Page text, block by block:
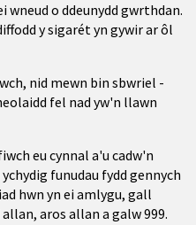
wneud o ddeunydd gwrthdan.
y sigarét yn gywir ar ôl
nid mewn bin sbwriel -
fel nad yw'n llawn
eu cynnal a'u cadw'n
funudau fydd gennych
hwn yn ei amlygu, gall
aros allan a galw 999.